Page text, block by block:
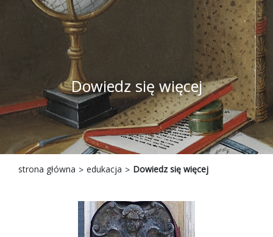
Dowiedz się więcej
strona główna edukacja Dowiedz się więcej